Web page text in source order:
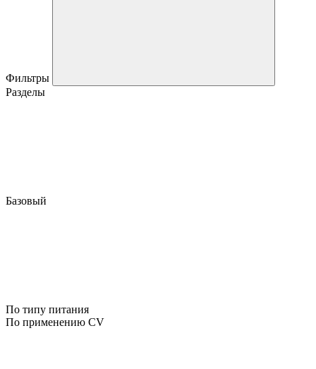
Фильтры
Разделы
Базовый
По типу питания
По применению CV